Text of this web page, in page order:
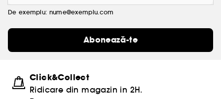
De exemplu: nume@exemplu.com
Abonează-te
Click&Collect
Ridicare din magazin in 2H.